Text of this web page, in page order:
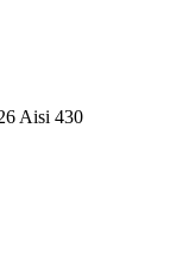
Aisi 430